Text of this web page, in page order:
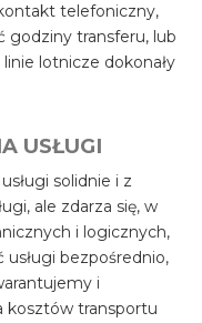
telefoniczny,
godziny transferu, lub
lotnicze dokonały
USŁUGI
solidnie i z
ale zdarza się, w
i logicznych,
bezpośrednio,
i
kosztów transportu